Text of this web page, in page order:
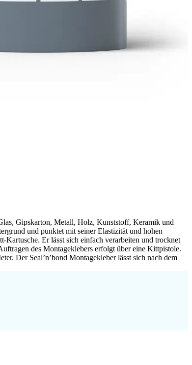
Gipskarton, Metall, Holz, Kunststoff, Keramik und
und punktet mit seiner Elastizität und hohen
Er lässt sich einfach verarbeiten und trocknet
des Montageklebers erfolgt über eine Kittpistole.
Der Seal’n’bond Montagekleber lässt sich nach dem